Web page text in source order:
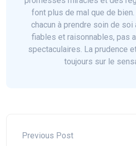
font plus de mal que de
chacun à prendre soin de
fiables et raisonnables, pas
spectaculaires. La prudence
toujours sur le
Previous Post